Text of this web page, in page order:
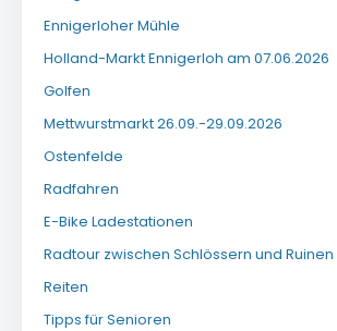
Ennigerloher Mühle
Holland-Markt Ennigerloh am 07.06.2026
Golfen
Mettwurstmarkt 26.09.-29.09.2026
Ostenfelde
Radfahren
E-Bike Ladestationen
Radtour zwischen Schlössern und Ruinen
Reiten
Tipps für Senioren